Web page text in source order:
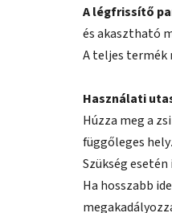
A légfrissítő
és akasztható
A teljes termék
Használati
Húzza meg a
függőleges
Szükség
Ha hosszabb